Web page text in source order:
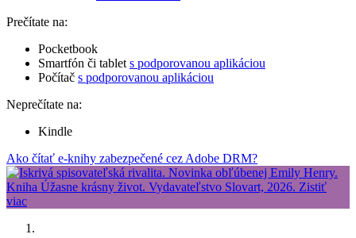
Prečítate na:
Pocketbook
Smartfón či tablet s podporovanou aplikáciou
Počítač s podporovanou aplikáciou
Neprečítate na:
Kindle
Ako čítať e-knihy zabezpečené cez Adobe DRM?